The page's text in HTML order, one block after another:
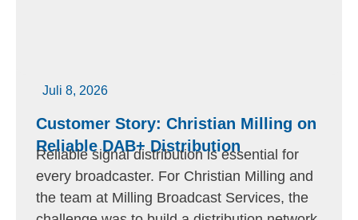
Juli 8, 2026
Customer Story: Christian Milling on
Reliable DAB+ Distribution
Reliable signal distribution is essential for
every broadcaster. For Christian Milling and
the team at Milling Broadcast Services, the